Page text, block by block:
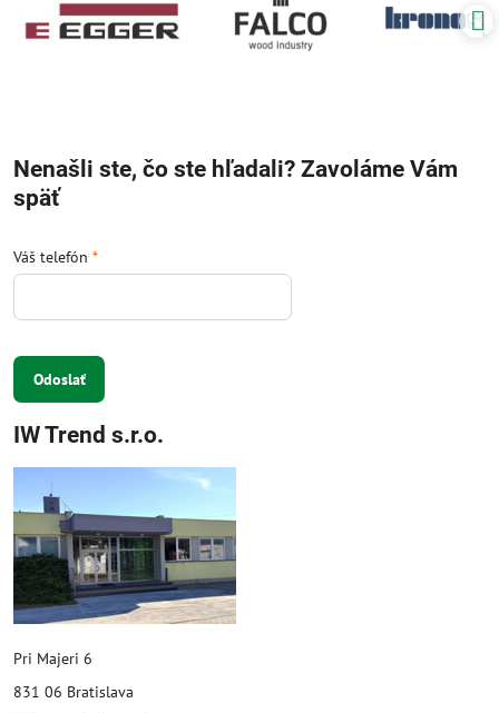
Nenašli ste, čo ste hľadali? Zavoláme Vám
späť
Váš telefón *
Odoslať
IW Trend s.r.o.
Pri Majeri 6
831 06 Bratislava